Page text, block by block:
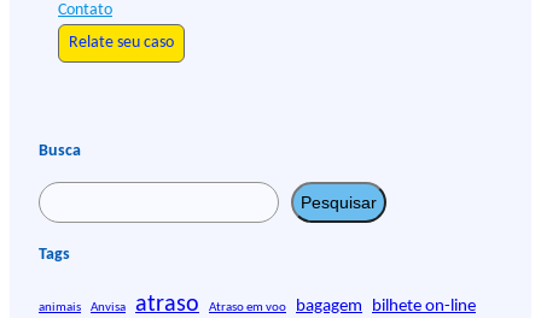
Contato
Relate seu caso
Busca
P
e
s
u
Pesquisar
Tags
animais Anvisa atraso Atraso em voo bagagem bilhete on-line